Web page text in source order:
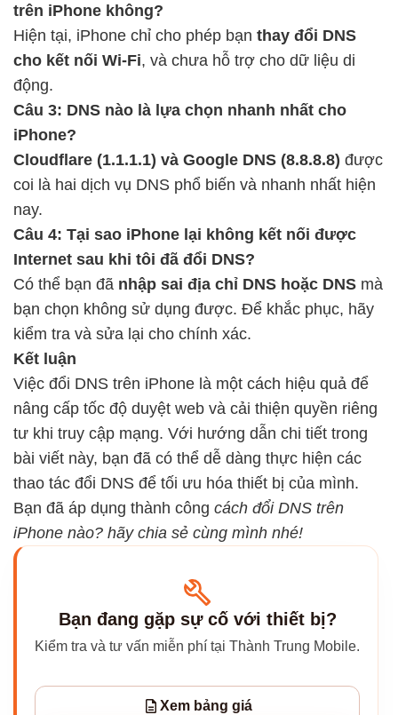
trên iPhone không?
Hiện tại, iPhone chỉ cho phép bạn thay đổi DNS
cho kết nối Wi-Fi, và chưa hỗ trợ cho dữ liệu di
động.
Câu 3: DNS nào là lựa chọn nhanh nhất cho
iPhone?
Cloudflare (1.1.1.1) và Google DNS (8.8.8.8) được
coi là hai dịch vụ DNS phổ biến và nhanh nhất hiện
nay.
Câu 4: Tại sao iPhone lại không kết nối được
Internet sau khi tôi đã đổi DNS?
Có thể bạn đã nhập sai địa chỉ DNS hoặc DNS mà
bạn chọn không sử dụng được. Để khắc phục, hãy
kiểm tra và sửa lại cho chính xác.
Kết luận
Việc đổi DNS trên iPhone là một cách hiệu quả để
nâng cấp tốc độ duyệt web và cải thiện quyền riêng
tư khi truy cập mạng. Với hướng dẫn chi tiết trong
bài viết này, bạn đã có thể dễ dàng thực hiện các
thao tác đổi DNS để tối ưu hóa thiết bị của mình.
Bạn đã áp dụng thành công cách đổi DNS trên
iPhone nào? hãy chia sẻ cùng mình nhé!
Bạn đang gặp sự cố với thiết bị?
Kiểm tra và tư vấn miễn phí tại Thành Trung Mobile.
Xem bảng giá